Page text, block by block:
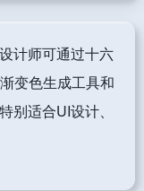
计师可通过十六
变色生成工具和
别适合UI设计、